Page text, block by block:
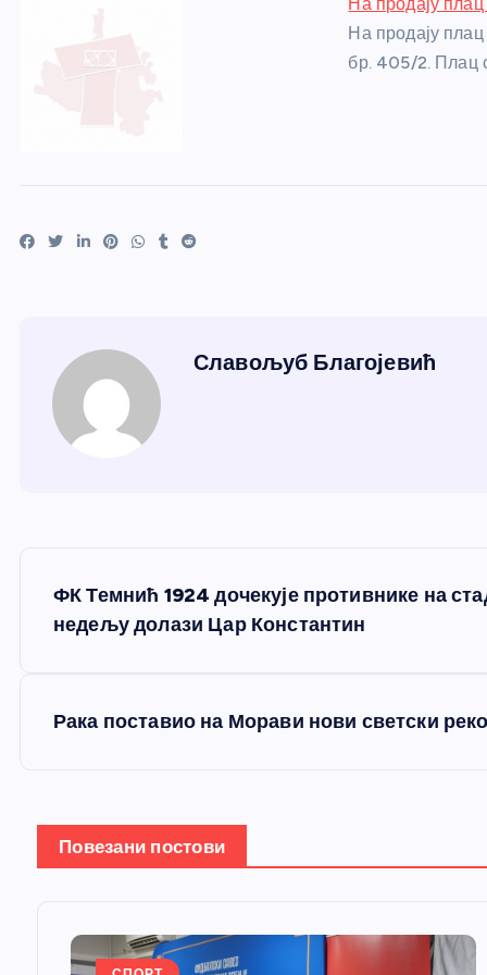
На продају
бр. 405/2. Плац
Славољуб Благојевић
а
њ
ФК Темнић 1924 дочекује противнике на
недељу долази Цар Константин
Рака поставио на Морави нови светски
Повезани постови